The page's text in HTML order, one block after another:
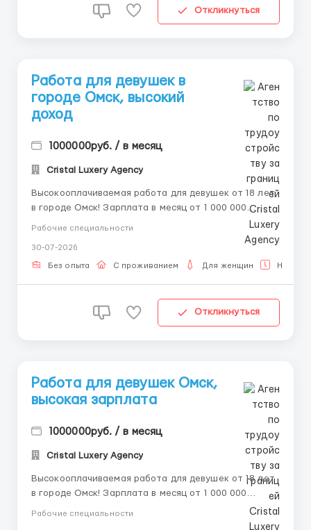
Откликнуться
Работа для девушек в
гopoде Oмcк, высокий
доход
1000000руб. / в месяц
Cristal Luxery Agency
Высокооплачиваемая работа для девушек от 18 лет
в городе Омск! Зарплата в месяц от 1 000 000
рублей. 📲💌 Наши контакты Telegram, WhatsApp
или звоните наш менеджер ответит тебе на все
интересующие тебя вопросы 24/7 и развеет твои
Рабочие специальности
30-07-2026
Без опыта С проживанием Для женщин
Откликнуться
Работа для девушек Oмcк,
высокая зарплата
1000000руб. / в месяц
Cristal Luxery Agency
Высокооплачиваемая работа для девушек от 18 лет
в городе Омск! Зарплата в месяц от 1 000 000
Рабочие специальности